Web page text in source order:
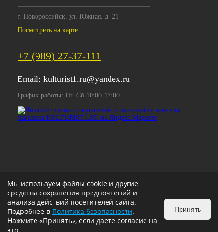
г. Новороссийск, ул. Южная, д. 21
Посмотреть на карте
+7 (989) 27-37-111
Email: kulturist1.ru@yandex.ru
График работы: Пн-Сб 10:00-17:00
Мы используем файлы cookie и другие
средства сохранения предпочтений и
анализа действий посетителей сайта.
Подробнее в Политика безопасности.
Нажмите «Принять», если даете согласие на
это.
Принять